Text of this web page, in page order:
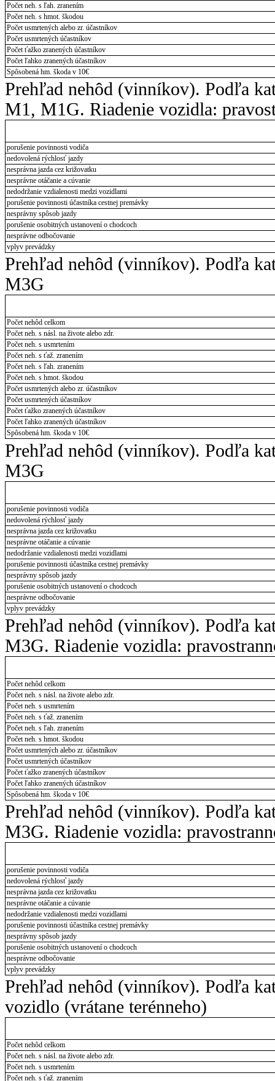
Počet neh. s ľah. zranením
Počet neh. s hmot. škodou
Počet usmrtených alebo zr. účastníkov
Počet usmrtených účastníkov
Počet ťažko zranených účastníkov
Počet ľahko zranených účastníkov
Spôsobená hm. škoda v 10€
Prehľad nehôd (vinníkov). Podľa
M1, M1G. Riadenie vozidla:
porušenie povinnosti vodiča
nedovolená rýchlosť jazdy
nesprávna jazda cez križovatku
nesprávne otáčanie a cúvanie
nedodržanie vzdialenosti medzi vozidlami
porušenie povinnosti účastníka cestnej premávky
nesprávny spôsob jazdy
porušenie osobitných ustanovení o chodcoch
nesprávne odbočovanie
vplyv prevádzky
Prehľad nehôd (vinníkov). Podľa
M3G
Počet nehôd celkom
Počet neh. s násl. na živote alebo zdr.
Počet neh. s usmrtením
Počet neh. s ťaž. zranením
Počet neh. s ľah. zranením
Počet neh. s hmot. škodou
Počet usmrtených alebo zr. účastníkov
Počet usmrtených účastníkov
Počet ťažko zranených účastníkov
Počet ľahko zranených účastníkov
Spôsobená hm. škoda v 10€
Prehľad nehôd (vinníkov). Podľa
M3G
porušenie povinnosti vodiča
nedovolená rýchlosť jazdy
nesprávna jazda cez križovatku
nesprávne otáčanie a cúvanie
nedodržanie vzdialenosti medzi vozidlami
porušenie povinnosti účastníka cestnej premávky
nesprávny spôsob jazdy
porušenie osobitných ustanovení o chodcoch
nesprávne odbočovanie
vplyv prevádzky
Prehľad nehôd (vinníkov). Podľa
M3G. Riadenie vozidla:
Počet nehôd celkom
Počet neh. s násl. na živote alebo zdr.
Počet neh. s usmrtením
Počet neh. s ťaž. zranením
Počet neh. s ľah. zranením
Počet neh. s hmot. škodou
Počet usmrtených alebo zr. účastníkov
Počet usmrtených účastníkov
Počet ťažko zranených účastníkov
Počet ľahko zranených účastníkov
Spôsobená hm. škoda v 10€
Prehľad nehôd (vinníkov). Podľa
M3G. Riadenie vozidla:
porušenie povinnosti vodiča
nedovolená rýchlosť jazdy
nesprávna jazda cez križovatku
nesprávne otáčanie a cúvanie
nedodržanie vzdialenosti medzi vozidlami
porušenie povinnosti účastníka cestnej premávky
nesprávny spôsob jazdy
porušenie osobitných ustanovení o chodcoch
nesprávne odbočovanie
vplyv prevádzky
Prehľad nehôd (vinníkov). Podľa
vozidlo (vrátane terénneho)
Počet nehôd celkom
Počet neh. s násl. na živote alebo zdr.
Počet neh. s usmrtením
Počet neh. s ťaž. zranením